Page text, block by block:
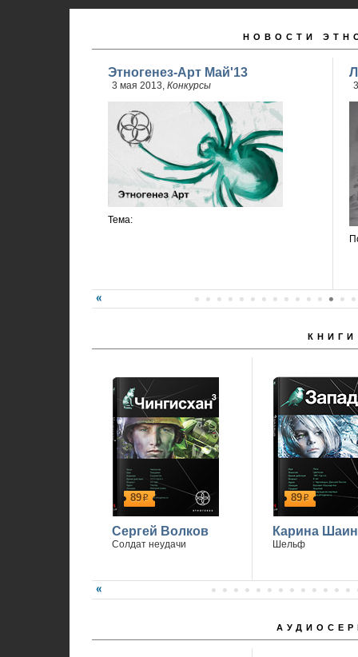
НОВОСТИ
Этногенез-Арт Май'13
3 мая 2013, Конкурсы
Тема:
КНИГИ
89р
Сергей Волков
Солдат неудачи
89р
Карина
Шельф